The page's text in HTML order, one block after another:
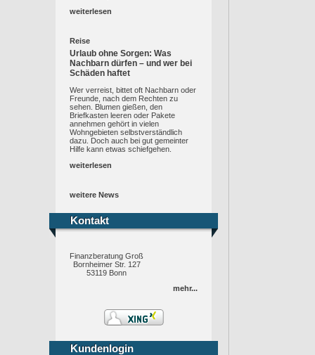
weiterlesen
Reise
Urlaub ohne Sorgen: Was
Nachbarn dürfen – und wer bei
Schäden haftet
Wer verreist, bittet oft Nachbarn oder
Freunde, nach dem Rechten zu
sehen. Blumen gießen, den
Briefkasten leeren oder Pakete
annehmen gehört in vielen
Wohngebieten selbstverständlich
dazu. Doch auch bei gut gemeinter
Hilfe kann etwas schiefgehen.
weiterlesen
weitere News
Kontakt
Kontakt
Finanzberatung Groß
Bornheimer Str. 127
53119 Bonn
mehr...
Kundenlogin
Kundenlogin